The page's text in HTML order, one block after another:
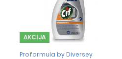
AKCIJA
Proformula by Diversey